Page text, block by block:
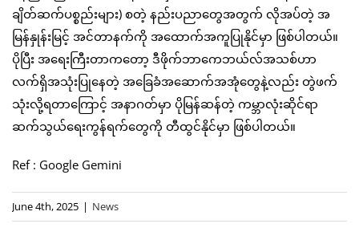
ချိတ်ဆက်ပစ္စည်းများ) စတဲ့ နည်းပညာတွေအတွက် လိုအပ်တဲ့ အ
မြန်နှုန်းမြင့် အင်တာနက်ကို အထောက်အကူပြုနိုင်မှာ ဖြစ်ပါတယ်။
ပိုပြီး အရေးကြီးတာကတော့ ဒီဖိုက်ဘာကေဘယ်လ်အသစ်ဟာ
လက်ရှိအသုံးပြုနေတဲ့ အခြေခံအဆောက်အအုံတွေနဲ့လည်း တွဲဖက်
သုံးလို့ရတာကြောင့် အနာဂတ်မှာ ပိုမြန်ဆန်တဲ့ ကမ္ဘာလုံးဆိုင်ရာ
ဆက်သွယ်ရေးကွန်ရက်တွေကို တီထွင်နိုင်မှာ ဖြစ်ပါတယ်။
Ref : Google Gemini
June 4th, 2025 | News